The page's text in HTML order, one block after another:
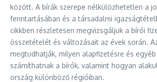
között. A bírák szerepe nélkülözhetetlen a
fenntartásában és a társadalmi
cikkben részletesen megvizsgáljuk a bírói
összetételét és változásait az évek során.
megtudhatják, milyen alapfizetésre és
számíthatnak a bírók, valamint hogyan
ország különböző régióiban.